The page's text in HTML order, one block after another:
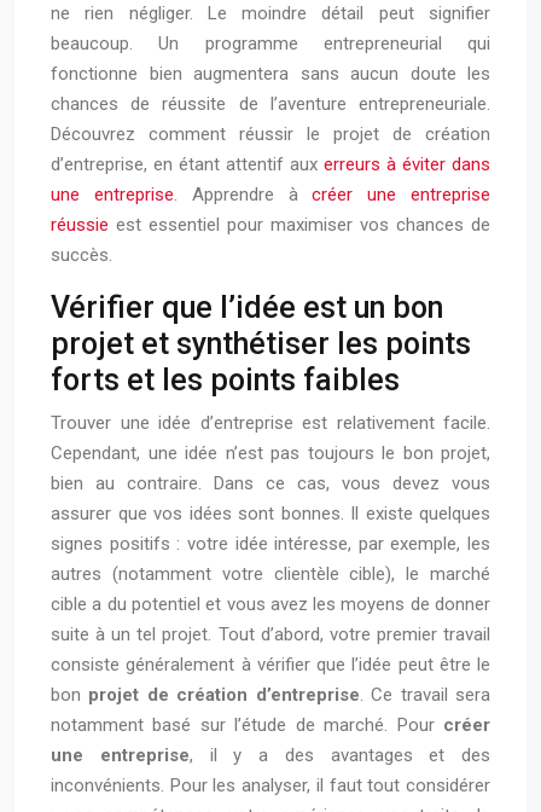
ne rien négliger. Le moindre détail peut signifier
beaucoup. Un programme entrepreneurial qui
fonctionne bien augmentera sans aucun doute les
chances de réussite de l’aventure entrepreneuriale.
Découvrez comment réussir le projet de création
d’entreprise, en étant attentif aux erreurs à éviter dans
une entreprise . Apprendre àcréer une entreprise
réussie est essentiel pour maximiser vos chances de
succès.
Vérifier que l’idée est un bon
projet et synthétiser les points
forts et les points faibles
Trouver une idée d’entreprise est relativement facile.
Cependant, une idée n’est pas toujours le bon projet,
bien au contraire. Dans ce cas, vous devez vous
assurer que vos idées sont bonnes. Il existe quelques
signes positifs : votre idée intéresse, par exemple, les
autres (notamment votre clientèle cible), le marché
cible a du potentiel et vous avez les moyens de donner
suite à un tel projet. Tout d’abord, votre premier travail
consiste généralement à vérifier que l’idée peut être le
bon projet de création d’entreprise . Ce travail sera
notamment basé sur l’étude de marché. Pour créer
une entreprise, il y a des avantages et des
inconvénients. Pour les analyser, il faut tout considérer